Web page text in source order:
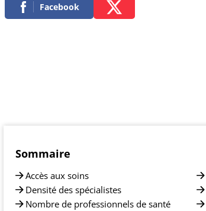
Facebook
Sommaire
Accès aux soins
Densité des spécialistes
Nombre de professionnels de santé